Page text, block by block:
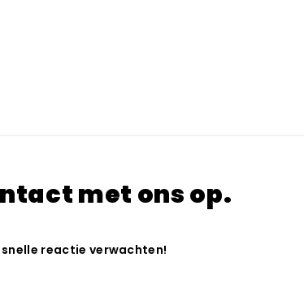
met ons op.
snelle reactie verwachten!